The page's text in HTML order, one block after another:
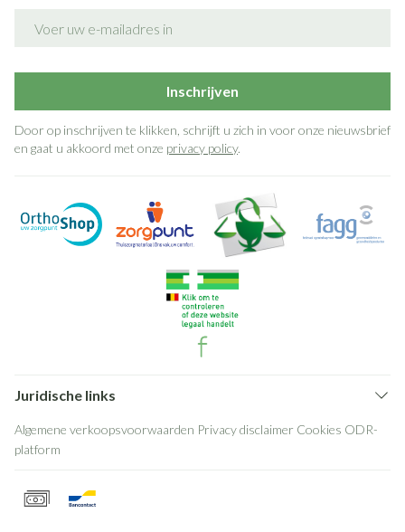
Inschrijven
Door op inschrijven te klikken, schrijft u zich in voor onze nieuwsbrief
en gaat u akkoord met onze privacy policy.
Juridische links
Algemene verkoopsvoorwaarden Privacy disclaimer Cookies ODR-
platform